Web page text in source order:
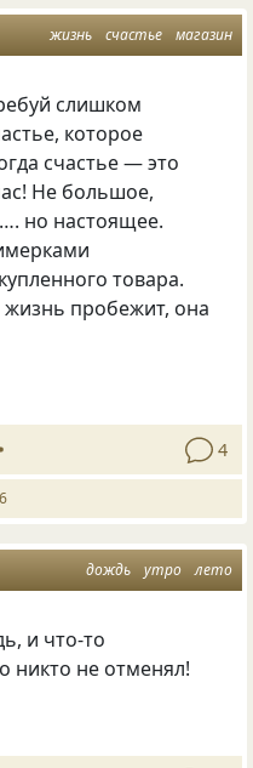
жизнь счастье магазин
слишком
которое
счастье — это
Не большое,
но настоящее.
товара.
пробежит, она
4
дождь утро лето
и что-то
никто не отменял!